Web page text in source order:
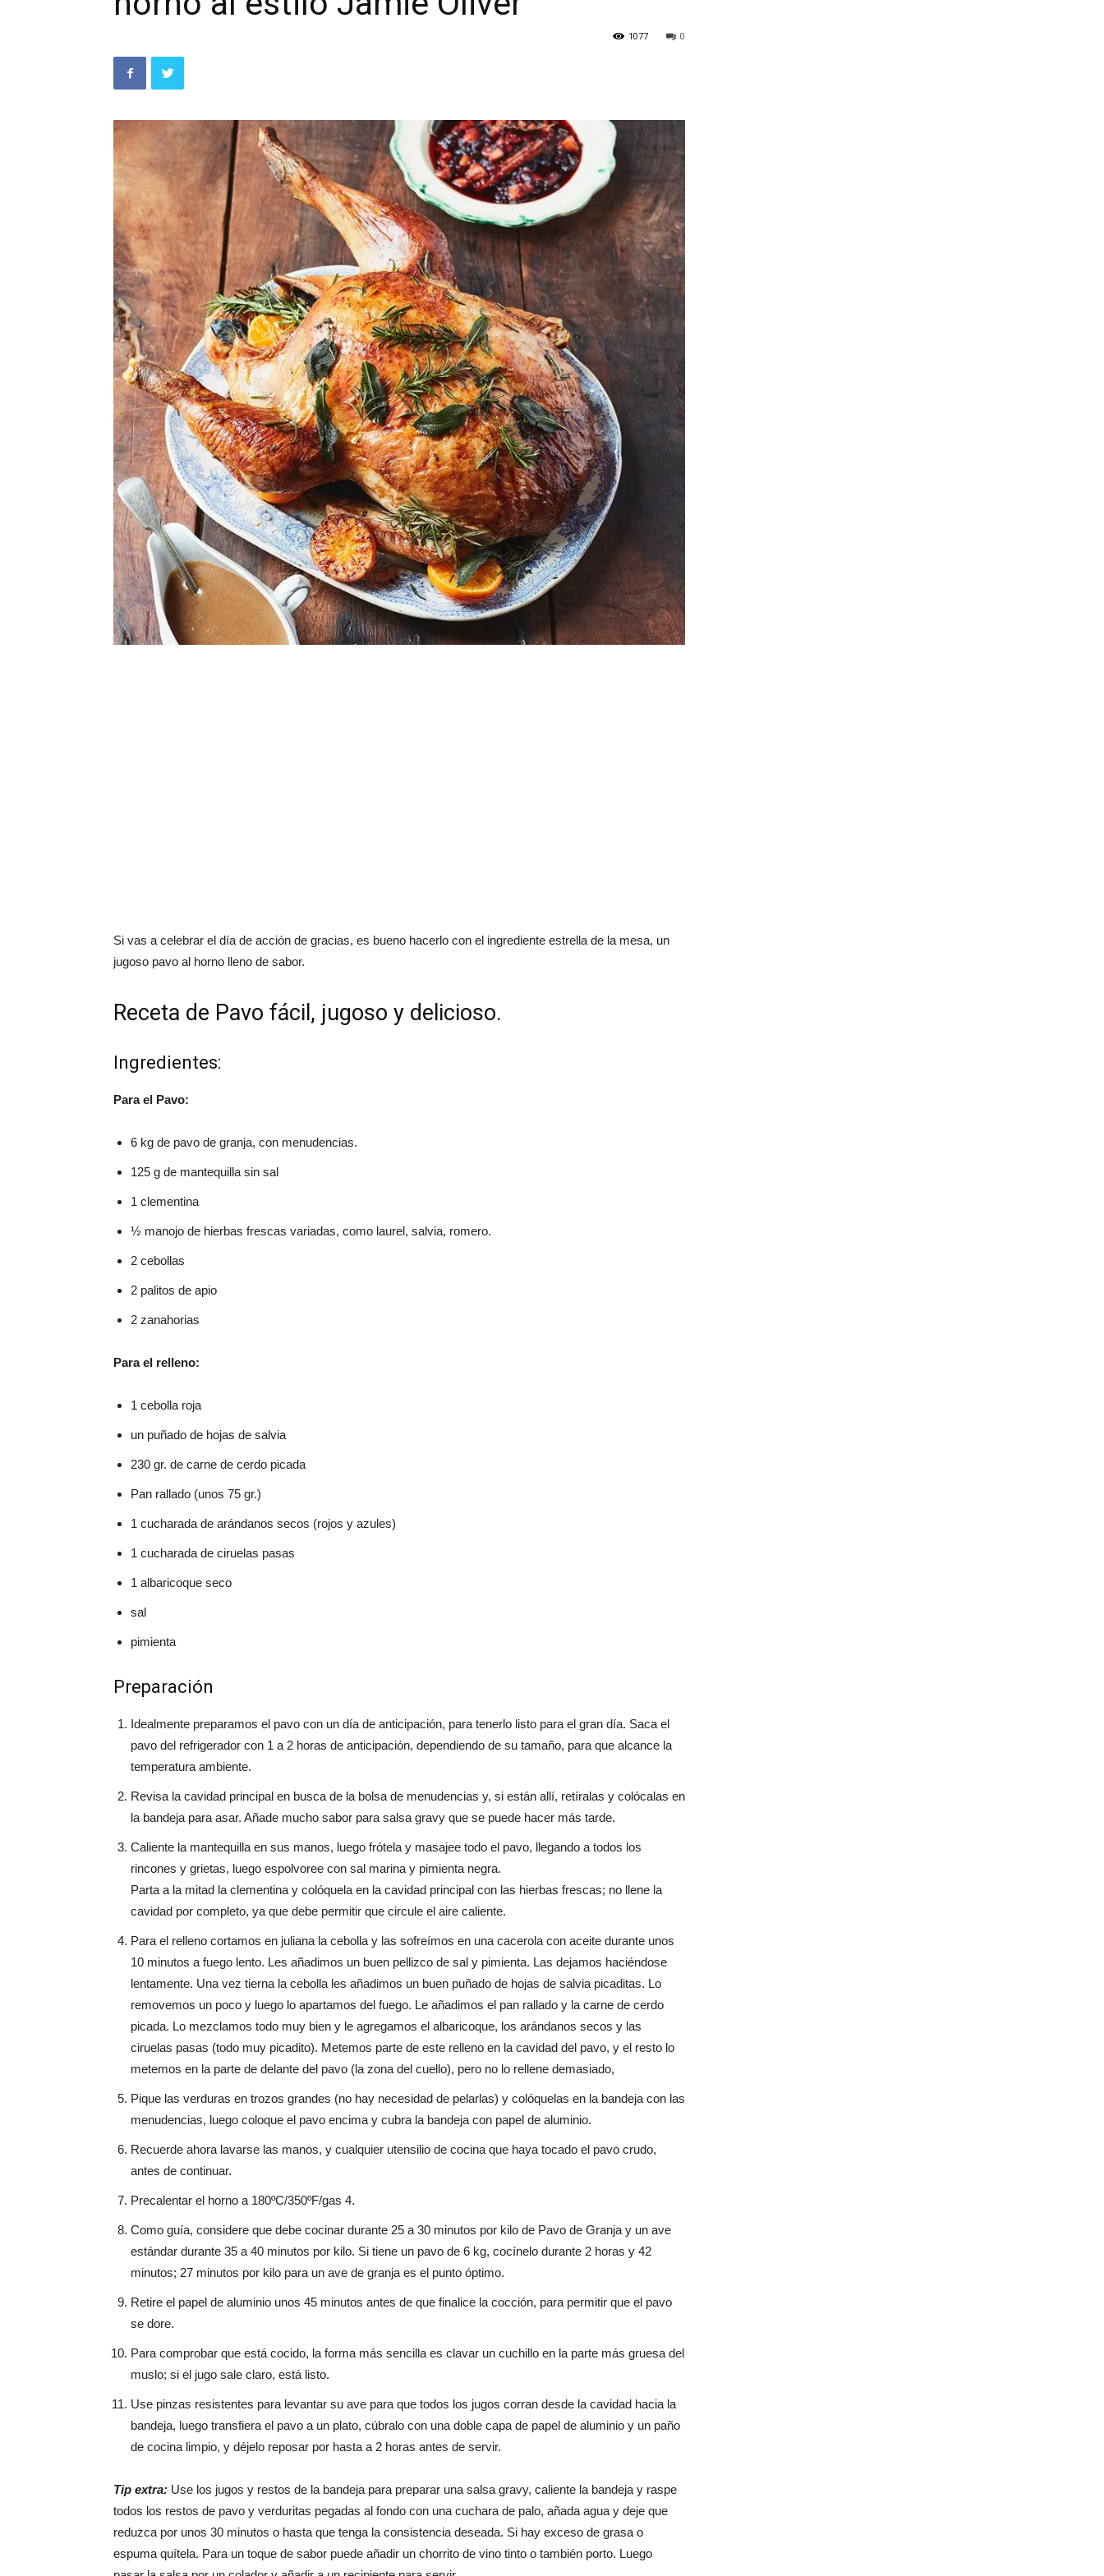
Español
Videos
Jamie
0
1077
Si vas a celebrar el día de acción de gracias, es bueno hacerlo con el ingrediente estrella de la mesa, un
jugoso pavo al horno lleno de sabor.
Receta de Pavo fácil, jugoso y delicioso.
Ingredientes:
Para el Pavo:
6 kg de pavo de granja, con menudencias.
125 g de mantequilla sin sal
1 clementina
½ manojo de hierbas frescas variadas, como laurel, salvia, romero.
2 cebollas
2 palitos de apio
2 zanahorias
Para el relleno:
1 cebolla roja
un puñado de hojas de salvia
230 gr. de carne de cerdo picada
Pan rallado (unos 75 gr.)
1 cucharada de arándanos secos (rojos y azules)
1 cucharada de ciruelas pasas
1 albaricoque seco
sal
pimienta
Preparación
Idealmente preparamos el pavo con un día de anticipación, para tenerlo listo para el gran día. Saca el
pavo del refrigerador con 1 a 2 horas de anticipación, dependiendo de su tamaño, para que alcance la
temperatura ambiente.
Revisa la cavidad principal en busca de la bolsa de menudencias y, si están allí, retíralas y colócalas en
la bandeja para asar. Añade mucho sabor para salsa gravy que se puede hacer más tarde.
Caliente la mantequilla en sus manos, luego frótela y masajee todo el pavo, llegando a todos los
rincones y grietas, luego espolvoree con sal marina y pimienta negra.
Parta a la mitad la clementina y colóquela en la cavidad principal con las hierbas frescas; no llene la
cavidad por completo, ya que debe permitir que circule el aire caliente.
Para el relleno cortamos en juliana la cebolla y las sofreímos en una cacerola con aceite durante unos
10 minutos a fuego lento. Les añadimos un buen pellizco de sal y pimienta. Las dejamos haciéndose
lentamente. Una vez tierna la cebolla les añadimos un buen puñado de hojas de salvia picaditas. Lo
removemos un poco y luego lo apartamos del fuego. Le añadimos el pan rallado y la carne de cerdo
picada. Lo mezclamos todo muy bien y le agregamos el albaricoque, los arándanos secos y las
ciruelas pasas (todo muy picadito). Metemos parte de este relleno en la cavidad del pavo, y el resto lo
metemos en la parte de delante del pavo (la zona del cuello), pero no lo rellene demasiado,
Pique las verduras en trozos grandes (no hay necesidad de pelarlas) y colóquelas en la bandeja con las
menudencias, luego coloque el pavo encima y cubra la bandeja con papel de aluminio.
Recuerde ahora lavarse las manos, y cualquier utensilio de cocina que haya tocado el pavo crudo,
antes de continuar.
Precalentar el horno a 180ºC/350ºF/gas 4.
Como guía, considere que debe cocinar durante 25 a 30 minutos por kilo de Pavo de Granja y un ave
estándar durante 35 a 40 minutos por kilo. Si tiene un pavo de 6 kg, cocínelo durante 2 horas y 42
minutos; 27 minutos por kilo para un ave de granja es el punto óptimo.
Retire el papel de aluminio unos 45 minutos antes de que finalice la cocción, para permitir que el pavo
se dore.
Para comprobar que está cocido, la forma más sencilla es clavar un cuchillo en la parte más gruesa del
muslo; si el jugo sale claro, está listo.
Use pinzas resistentes para levantar su ave para que todos los jugos corran desde la cavidad hacia la
bandeja, luego transfiera el pavo a un plato, cúbralo con una doble capa de papel de aluminio y un paño
de cocina limpio, y déjelo reposar por hasta a 2 horas antes de servir.
Tip extra: Use los jugos y restos de la bandeja para preparar una salsa gravy, caliente la bandeja y raspe
todos los restos de pavo y verduritas pegadas al fondo con una cuchara de palo, añada agua y deje que
reduzca por unos 30 minutos o hasta que tenga la consistencia deseada. Si hay exceso de grasa o
espuma quítela. Para un toque de sabor puede añadir un chorrito de vino tinto o también porto. Luego